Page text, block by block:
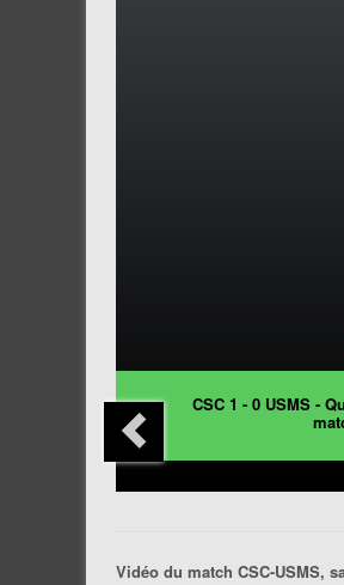
CSC 1 - 0 USMS -
Vidéo du match CSC-USMS,